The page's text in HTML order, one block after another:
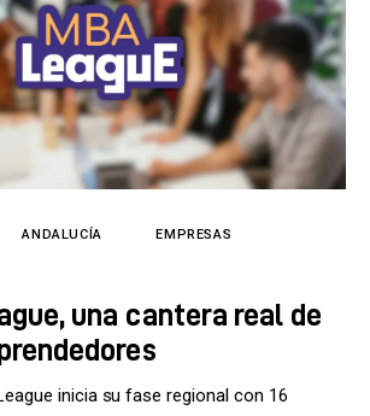
ANDALUCÍA
EMPRESAS
una cantera real de
inicia su fase regional con 16